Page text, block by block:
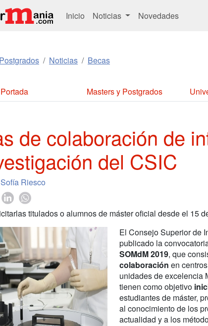
Inicio Noticias Novedades
Noticias Becas
Portada Masters y Postgrados
de colaboración de
del CSIC
Sofía Riesco
titulados o alumnos de máster oficial desde el 15
El Consejo Superior de
publicado la
SOMdM 2019, que
colaboración en
unidades de excelencia
tienen como objetivo
estudiantes de máster,
al conocimiento de los
actualidad y a los